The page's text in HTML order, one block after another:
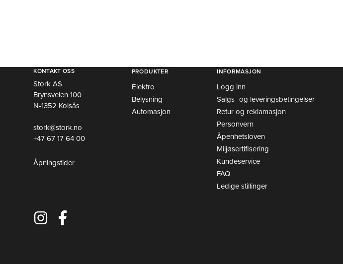
KONTAKT OSS
Stork AS
Brynsveien 100
N-1352 Kolsås
stork@stork.no
+47 67 17 64 00
Åpningstider
PRODUKTER
Elektro
Belysning
Automasjon
INFORMASJON
Logg inn
Salgs- og leveringsbetingelser
Retur og reklamasjon
Personvern
Åpenhetsloven
Miljøsertifisering
Kundeservice
FAQ
Ledige stillinger